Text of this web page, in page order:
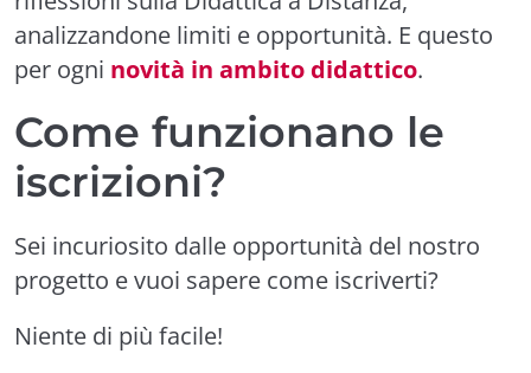
analizzandone limiti e opportunità. E questo
per ogni novità in ambito didattico.
Come funzionano le
iscrizioni?
Sei incuriosito dalle opportunità del nostro
progetto e vuoi sapere come iscriverti?
Niente di più facile!